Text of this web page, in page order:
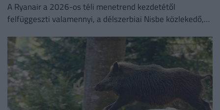
A Ryanair a 2026-os téli menetrend kezdetétől
felfüggeszti valamennyi, a délszerbiai Nisbe közlekedő,